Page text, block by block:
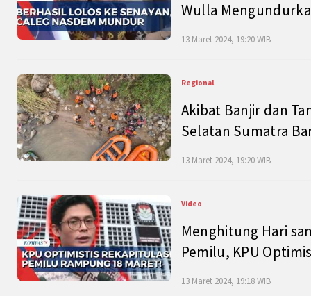
Wulla
13 Maret 2024, 19:20 WIB
Regional
Akibat Banjir dan
Selatan Sumatra
13 Maret 2024, 19:20 WIB
Video
Menghitung Hari
Pemilu, KPU
13 Maret 2024, 19:18 WIB